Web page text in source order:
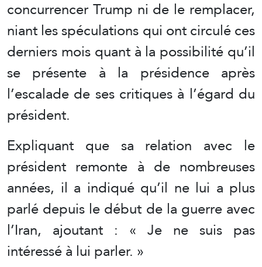
concurrencer Trump ni de le remplacer,
niant les spéculations qui ont circulé ces
derniers mois quant à la possibilité qu’il
se présente à la présidence après
l’escalade de ses critiques à l’égard du
président.
Expliquant que sa relation avec le
président remonte à de nombreuses
années, il a indiqué qu’il ne lui a plus
parlé depuis le début de la guerre avec
l’Iran, ajoutant : « Je ne suis pas
intéressé à lui parler. »